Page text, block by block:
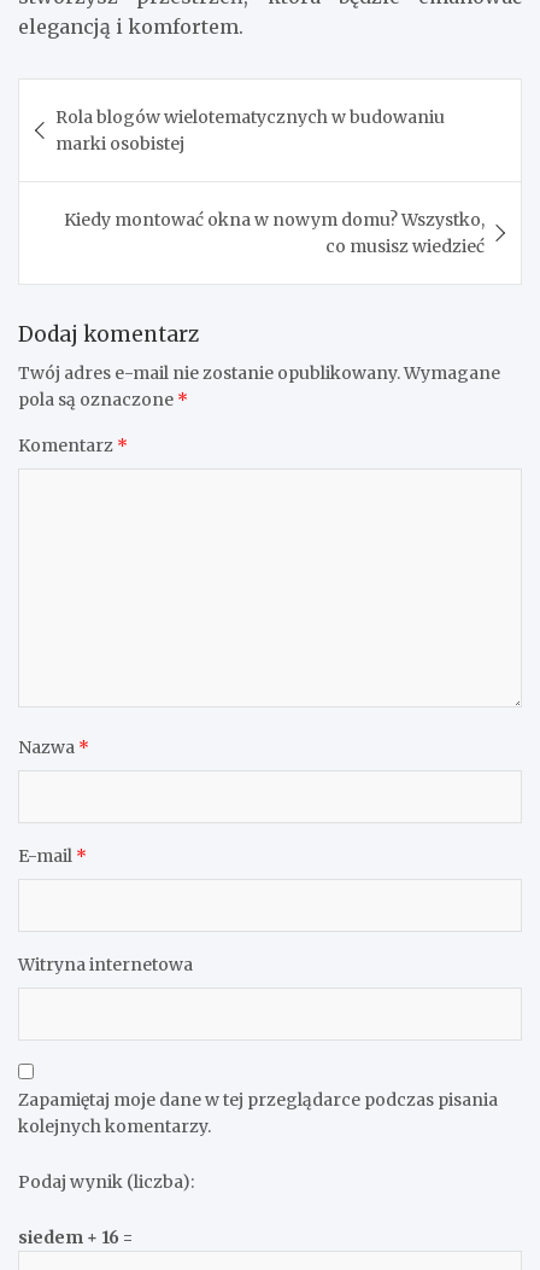
elegancją i komfortem.
wpisu
Rola blogów wielotematycznych w budowaniu
marki osobistej
Kiedy montować okna w nowym domu? Wszystko,
co musisz wiedzieć
Dodaj komentarz
Twój adres e-mail nie zostanie opublikowany.Wymagane
pola są oznaczone *
Komentarz *
Nazwa *
E-mail *
Witryna internetowa
Zapamiętaj moje dane w tej przeglądarce podczas pisania
kolejnych komentarzy.
Podaj wynik (liczba):
siedem + 16 =